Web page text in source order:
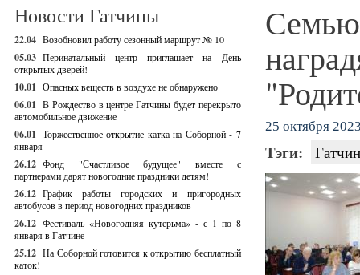
Новости Гатчины
22.04 Возобновил работу сезонный маршрут № 10
05.03 Перинатальный центр приглашает на День
открытых дверей!
10.01 Опасных веществ в воздухе не обнаружено
06.01 В Рождество в центре Гатчины будет перекрыто
автомобильное движение
06.01 Торжественное открытие катка на Соборной - 7
января
26.12 Фонд "Счастливое будущее" вместе с
партнерами дарят новогодние праздники детям!
26.12 График работы городских и пригородных
автобусов в период новогодних праздников
26.12 Фестиваль «Новогодняя кутерьма» - с 1 по 8
января в Гатчине
25.12 На Соборной готовится к открытию бесплатный
каток!
25 октября
Тэги: